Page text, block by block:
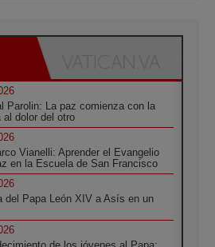
Parolin: La paz comienza con la
al dolor del otro
Vianelli: Aprender el Evangelio
en la Escuela de San Francisco
del Papa León XIV a Asís en un